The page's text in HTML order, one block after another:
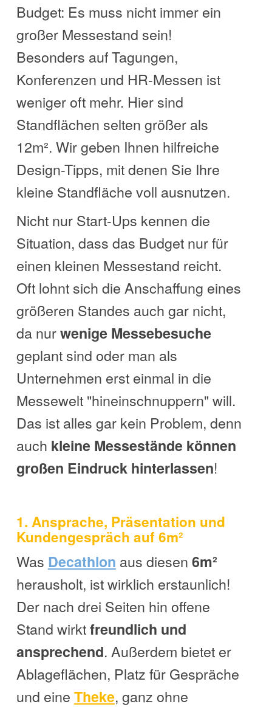
Budget: Es muss nicht immer ein
großer Messestand sein!
Besonders auf Tagungen,
Konferenzen und HR-Messen ist
weniger oft mehr. Hier sind
Standflächen selten größer als
12m². Wir geben Ihnen hilfreiche
Design-Tipps, mit denen Sie Ihre
kleine Standfläche voll ausnutzen.
Nicht nur Start-Ups kennen die
Situation, dass das Budget nur für
einen kleinen Messestand reicht.
Oft lohnt sich die Anschaffung eines
größeren Standes auch gar nicht,
da nurwenige Messebesuche
geplant sind oder man als
Unternehmen erst einmal in die
Messewelt "hineinschnuppern" will.
Das ist alles gar kein Problem, denn
auch kleine Messestände können
großen Eindruck hinterlassen!
1. Ansprache, Präsentation und
Kundengespräch auf 6m²
Was Decathlon aus diesen 6m²
herausholt, ist wirklich erstaunlich!
Der nach drei Seiten hin offene
Stand wirktfreundlich und
ansprechend. Außerdem bietet er
Ablageflächen, Platz für Gespräche
und eine Theke, ganz ohne